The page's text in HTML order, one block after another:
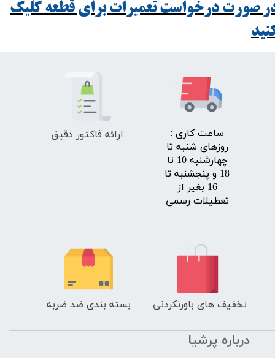
صورت درخواست تعمیرات برای قطعه کلیک
​ساعت کاری :
روزهای شنبه تا
چهارشنبه 10 تا
18 و پنجشنبه تا
16 بغیر از
تعطیلات رسمی
تخفیف های باورنکردنی بسته بندی ضد ضربه
ارائه فاکتور دقیق
درباره پرشیا